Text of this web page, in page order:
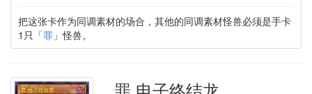
把这张卡作为同调素材的场合，其他的同调素材怪兽必须是手卡
1只「罪」怪兽。